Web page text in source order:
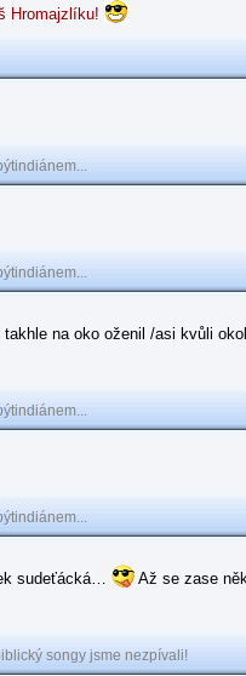
Hromajzlíku!
na oko oženil /asi kvůli
sudeťácká…
Až se zase
songy jsme nezpívali!